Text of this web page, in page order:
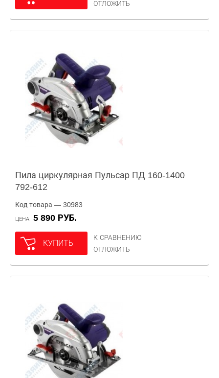
ОТЛОЖИТЬ
Пила циркулярная Пульсар ПД 160-1400
792-612
Код товара — 30983
ЦЕНА 5 890 РУБ.
КУПИТЬ
К СРАВНЕНИЮ
ОТЛОЖИТЬ